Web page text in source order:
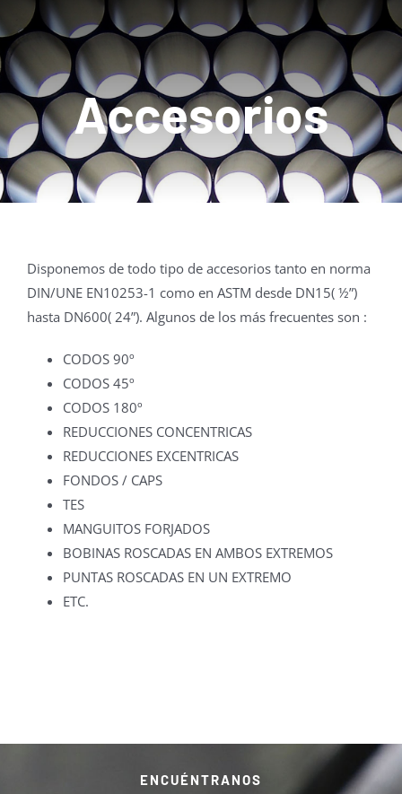
Acceso Clientes
Tienda Online
ContactoAccesorios
Disponemos de todo tipo de accesorios tanto en norma
DIN/UNE EN10253-1 como en ASTM desde DN15( ½”)
hasta DN600( 24”). Algunos de los más frecuentes son :
CODOS 90º
CODOS 45º
CODOS 180º
REDUCCIONES CONCENTRICAS
REDUCCIONES EXCENTRICAS
FONDOS / CAPS
TES
MANGUITOS FORJADOS
BOBINAS ROSCADAS EN AMBOS EXTREMOS
PUNTAS ROSCADAS EN UN EXTREMO
ETC.
ENCUÉNTRANOS